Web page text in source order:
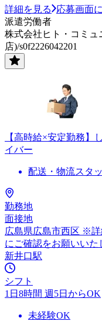
詳細を見る
応募画面
派遣労働者
株式会社ヒト・コミュ
店)/s0f2226042201
【高時給×安定勤務
イバー
配送・物流スタ
勤務地
面接地
広島県広島市西区 ※
にご確認をお願いいた
新井口駅
シフト
1日8時間 週5日からOK
未経験OK